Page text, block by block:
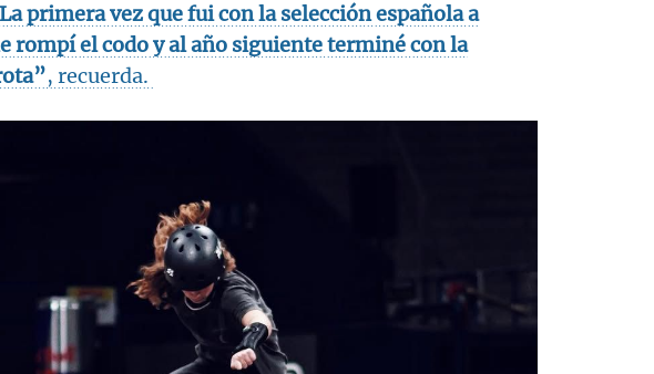
primera vez que fui con la selección española a
rompí el codo y al año siguiente terminé con la
, recuerda.